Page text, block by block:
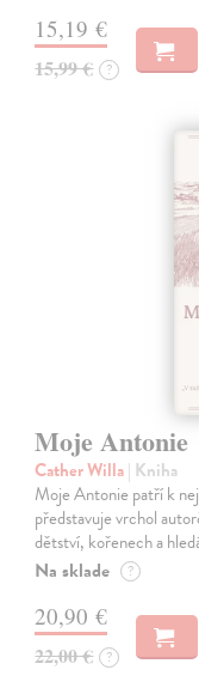
15,19 €
15,99 € ?
Moje Antonie
Cather Willa| Kniha
Moje Antonie patří k
představuje vrchol
dětství, kořenech a
Na sklade ?
20,90 €
22,00 € ?